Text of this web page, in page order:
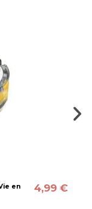
en
4,99 €